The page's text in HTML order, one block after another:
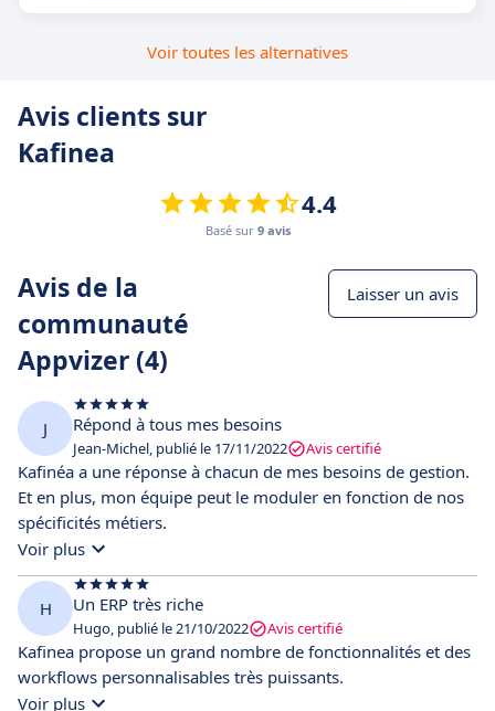
Voir toutes les alternatives
Avis clients sur
Kafinea
4.4
Basé sur 9 avis
Avis de la
communauté
Appvizer (4)
Laisser un avis
J Répond à tous mes besoins
Jean-Michel, publié le 17/11/2022 Avis certifié
Kafinéa a une réponse à chacun de mes besoins de gestion.
Et en plus, mon équipe peut le moduler en fonction de nos
spécificités métiers.
Voir plus
H Un ERP très riche
Hugo, publié le 21/10/2022 Avis certifié
Kafinea propose un grand nombre de fonctionnalités et des
workflows personnalisables très puissants.
Voir plus